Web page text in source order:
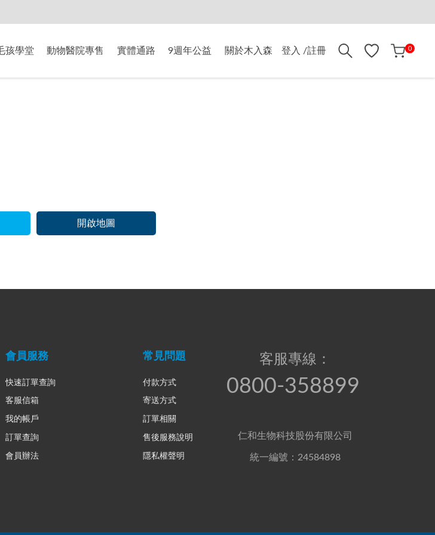
孩學堂 動物醫院專售 實體通路 9週年公益 關於木入森 登入 /註冊 0
開啟地圖
客服專線：
0800-358899
仁和生物科技股份有限公司
統一編號：24584898
會員服務
快速訂單查詢
客服信箱
我的帳戶
訂單查詢
會員辦法
常見問題
付款方式
寄送方式
訂單相關
售後服務說明
隱私權聲明